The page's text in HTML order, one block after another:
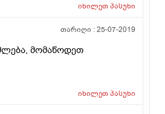
იხილეთპასუხი
თარიღი :25-07-2019
იხილეთპასუხი